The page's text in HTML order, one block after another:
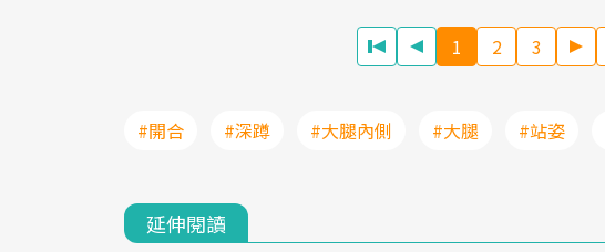
1 2 3
#開合 #深蹲 #大腿內側 #大腿 #站姿
延伸閱讀